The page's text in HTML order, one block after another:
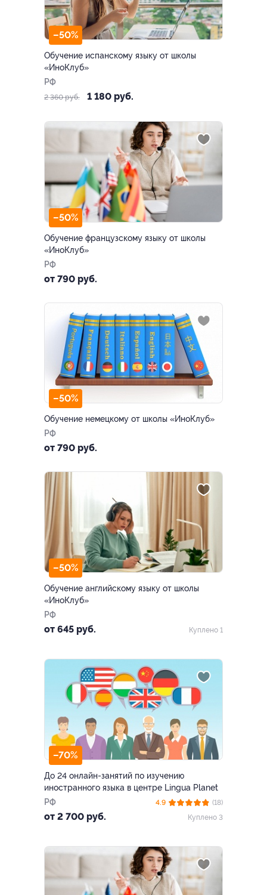
–50%
Обучение испанскому языку от школы
«ИноКлуб»
РФ
2 360 руб. 1 180 руб.
–50%
Обучение французскому языку от школы
«ИноКлуб»
РФ
от 790 руб.
–50%
Обучение немецкому от школы «ИноКлуб»
РФ
от 790 руб.
–50%
Обучение английскому языку от школы
«ИноКлуб»
РФ
от 645 руб. Куплено 1
–70%
До 24 онлайн-занятий по изучению
иностранного языка в центре Lingua Planet
РФ
от 2 700 руб.
4.9
(18)
Куплено 3